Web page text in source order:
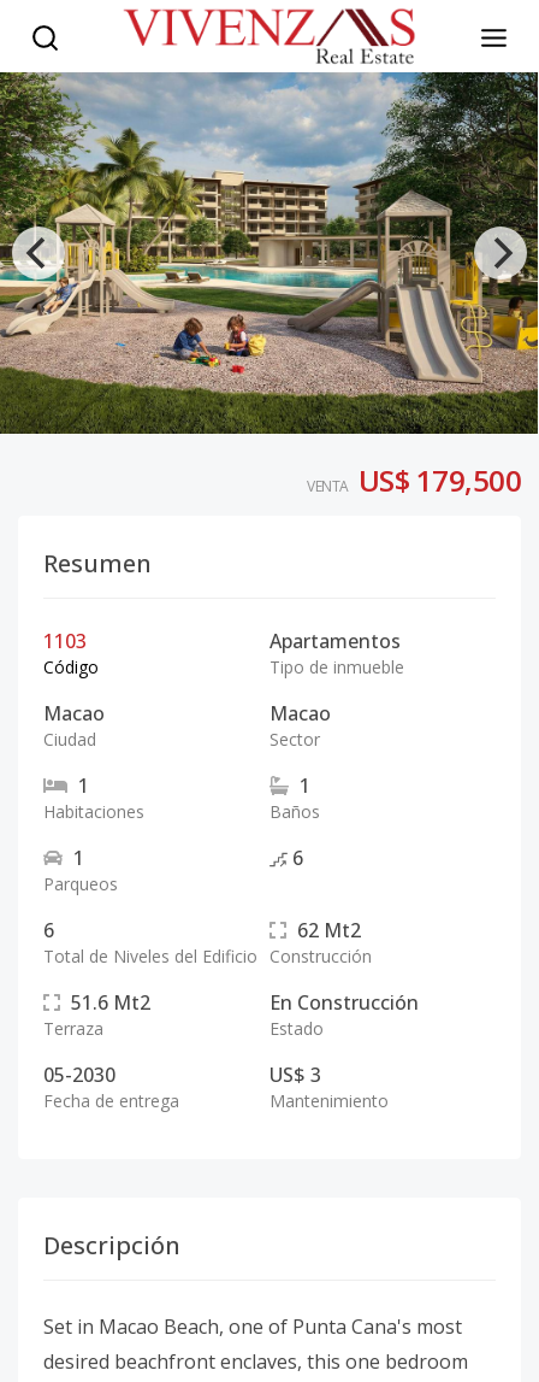
VENTA US$ 179,500
Resumen
1103
Código
Apartamentos
Tipo de inmueble
Macao
Ciudad
Macao
Sector
1
Habitaciones
1
Baños
1
Parqueos
6
6
Total de Niveles del Edificio
62 Mt2
Construcción
51.6 Mt2
Terraza
En Construcción
Estado
05-2030
Fecha de entrega
US$ 3
Mantenimiento
Descripción
Set in Macao Beach, one of Punta Cana's most
desired beachfront enclaves, this one bedroom